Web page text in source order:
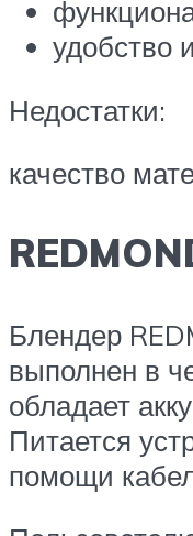
удобство
Недостатки:
качество
Блендер
выполнен в
обладает
Питается
помощи